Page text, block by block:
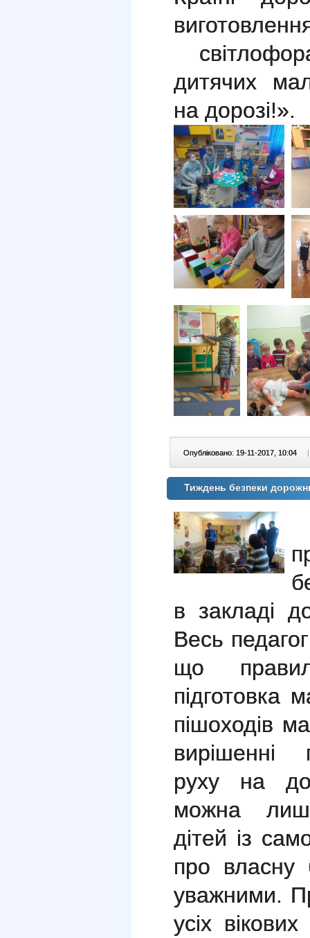
дитячих
на дорозі!».
Опубліковано: 19-11-2017, 10:04 |
Тиждень безпеки
в закладі
Весь
що
підготовка
пішоходів
вирішенні
руху на
можна
дітей із
про власну
уважними.
усіх